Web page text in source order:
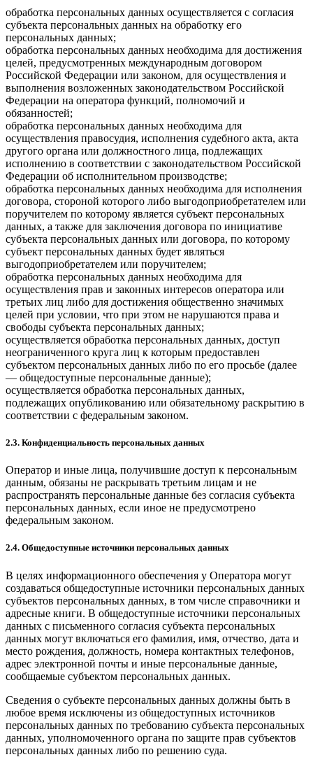
обработка персональных данных осуществляется с согласия
субъекта персональных данных на обработку его
персональных данных;
обработка персональных данных необходима для достижения
целей, предусмотренных международным договором
Российской Федерации или законом, для осуществления и
выполнения возложенных законодательством Российской
Федерации на оператора функций, полномочий и
обязанностей;
обработка персональных данных необходима для
осуществления правосудия, исполнения судебного акта, акта
другого органа или должностного лица, подлежащих
исполнению в соответствии с законодательством Российской
Федерации об исполнительном производстве;
обработка персональных данных необходима для исполнения
договора, стороной которого либо выгодоприобретателем или
поручителем по которому является субъект персональных
данных, а также для заключения договора по инициативе
субъекта персональных данных или договора, по которому
субъект персональных данных будет являться
выгодоприобретателем или поручителем;
обработка персональных данных необходима для
осуществления прав и законных интересов оператора или
третьих лиц либо для достижения общественно значимых
целей при условии, что при этом не нарушаются права и
свободы субъекта персональных данных;
осуществляется обработка персональных данных, доступ
неограниченного круга лиц к которым предоставлен
субъектом персональных данных либо по его просьбе (далее
— общедоступные персональные данные);
осуществляется обработка персональных данных,
подлежащих опубликованию или обязательному раскрытию в
соответствии с федеральным законом.
2.3. Конфиденциальность персональных данных
Оператор и иные лица, получившие доступ к персональным
данным, обязаны не раскрывать третьим лицам и не
распространять персональные данные без согласия субъекта
персональных данных, если иное не предусмотрено
федеральным законом.
2.4. Общедоступные источники персональных данных
В целях информационного обеспечения у Оператора могут
создаваться общедоступные источники персональных данных
субъектов персональных данных, в том числе справочники и
адресные книги. В общедоступные источники персональных
данных с письменного согласия субъекта персональных
данных могут включаться его фамилия, имя, отчество, дата и
место рождения, должность, номера контактных телефонов,
адрес электронной почты и иные персональные данные,
сообщаемые субъектом персональных данных.
Сведения о субъекте персональных данных должны быть в
любое время исключены из общедоступных источников
персональных данных по требованию субъекта персональных
данных, уполномоченного органа по защите прав субъектов
персональных данных либо по решению суда.